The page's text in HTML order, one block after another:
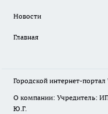
Новости
Главная
Городской интернет-портал
О компании: Учредитель: ИП
Ю.Г.